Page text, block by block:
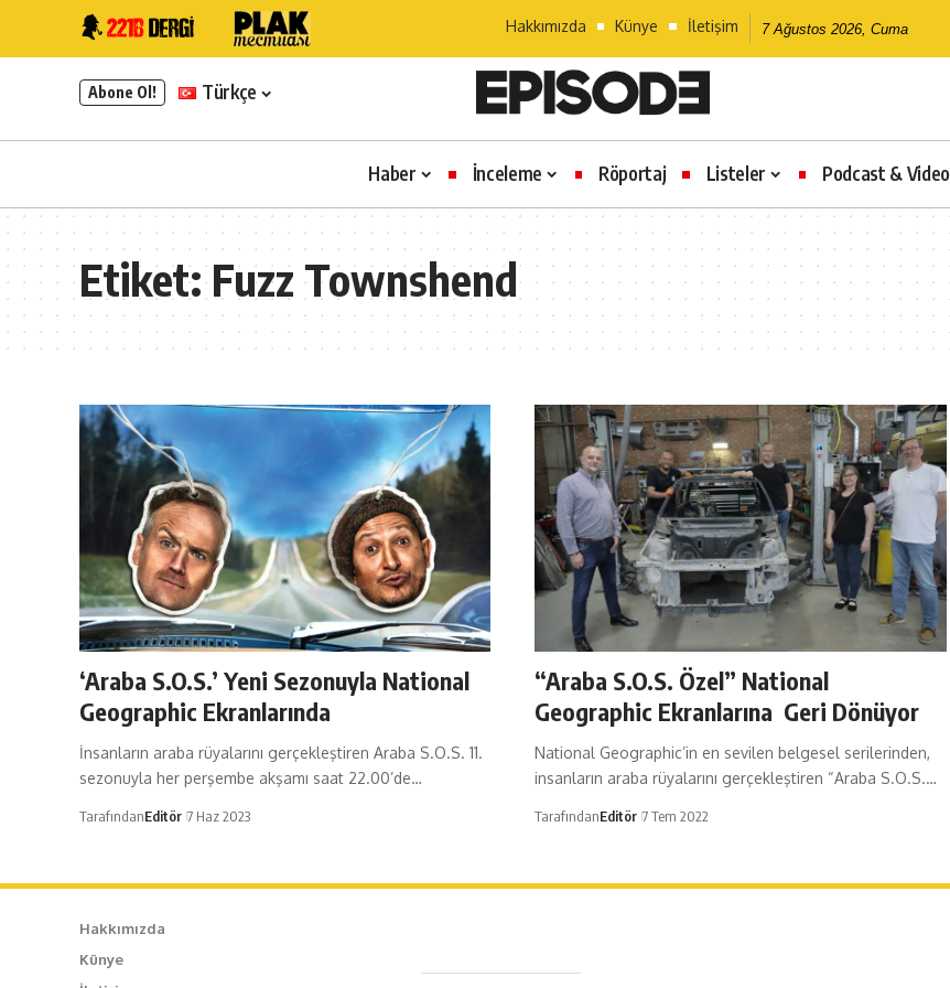
Hakkımızda Künye İletişim 7 Ağustos 2026, Cuma
Abone Ol! Türkçe
Haber İnceleme Röportaj Listeler Podcast & Video
Etiket:Fuzz Townshend
‘Araba S.O.S.’ Yeni Sezonuyla National
Geographic Ekranlarında
İnsanların araba rüyalarını gerçekleştiren Araba S.O.S. 11.
sezonuyla her perşembe akşamı saat 22.00’de…
TarafındanEditör 7 Haz 2023
“Araba S.O.S. Özel” National
Geographic Ekranlarına Geri Dönüyor
National Geographic’in en sevilen belgesel serilerinden,
insanların araba rüyalarını gerçekleştiren “Araba S.O.S.…
TarafındanEditör 7 Tem 2022
Hakkımızda
Künye
Caferağa Mah. Dr. Şakir Paşa Sok. No3/A Kadıköy İstanbul